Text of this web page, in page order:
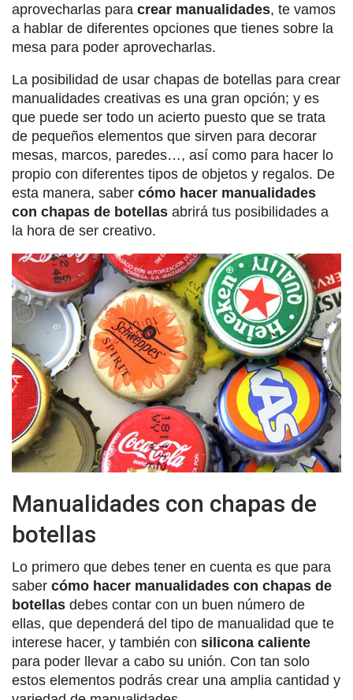
aprovecharlas para crear manualidades, te vamos
a hablar de diferentes opciones que tienes sobre la
mesa para poder aprovecharlas.
La posibilidad de usar chapas de botellas para crear
manualidades creativas es una gran opción; y es
que puede ser todo un acierto puesto que se trata
de pequeños elementos que sirven para decorar
mesas, marcos, paredes…, así como para hacer lo
propio con diferentes tipos de objetos y regalos. De
esta manera, saber cómo hacer manualidades
con chapas de botellas abrirá tus posibilidades a
la hora de ser creativo.
Manualidades con chapas de
botellas
Lo primero que debes tener en cuenta es que para
saber cómo hacer manualidades con chapas de
botellas debes contar con un buen número de
ellas, que dependerá del tipo de manualidad que te
interese hacer, y también con silicona caliente
para poder llevar a cabo su unión. Con tan solo
estos elementos podrás crear una amplia cantidad y